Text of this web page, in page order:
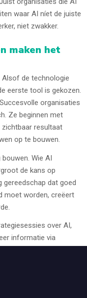
waar AI níet de juiste
niet zwakker.
maken het
de technologie
eerste tool is gekozen.
organisaties
Ze beginnen met
zichtbaar resultaat
op te bouwen.
Wie AI
de kans op
gereedschap dat goed
moet worden, creëert
over AI,
informatie via